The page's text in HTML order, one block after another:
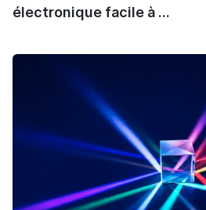
électronique facile à ...